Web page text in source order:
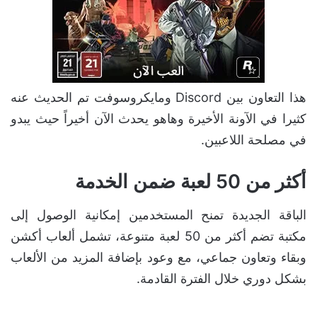
هذا التعاون بين Discord ومايكروسوفت تم الحديث عنه
كثيرا في الآونة الأخيرة وهاهو يحدث الآن أخيراً حيث يبدو
في مصلحة اللاعبين.
أكثر من 50 لعبة ضمن الخدمة
الباقة الجديدة تمنح المستخدمين إمكانية الوصول إلى
مكتبة تضم أكثر من 50 لعبة متنوعة، تشمل ألعاب أكشن
وبقاء وتعاون جماعي، مع وعود بإضافة المزيد من الألعاب
بشكل دوري خلال الفترة القادمة.